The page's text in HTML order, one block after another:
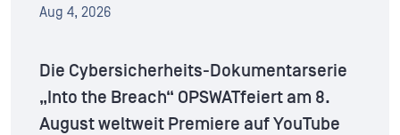
Aug 4, 2026
Die Cybersicherheits-Dokumentarserie
„Into the Breach“ OPSWATfeiert am 8.
August weltweit Premiere auf YouTube